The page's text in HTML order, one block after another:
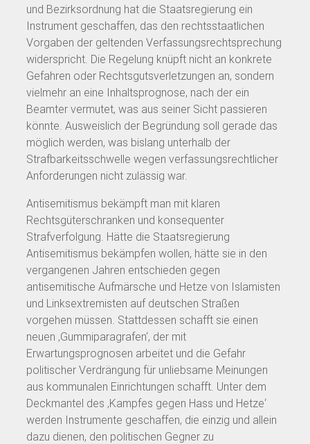
und Bezirksordnung hat die Staatsregierung ein
Instrument geschaffen, das den rechtsstaatlichen
Vorgaben der geltenden Verfassungsrechtsprechung
widerspricht. Die Regelung knüpft nicht an konkrete
Gefahren oder Rechtsgutsverletzungen an, sondern
vielmehr an eine Inhaltsprognose, nach der ein
Beamter vermutet, was aus seiner Sicht passieren
könnte. Ausweislich der Begründung soll gerade das
möglich werden, was bislang unterhalb der
Strafbarkeitsschwelle wegen verfassungsrechtlicher
Anforderungen nicht zulässig war.
Antisemitismus bekämpft man mit klaren
Rechtsgüterschranken und konsequenter
Strafverfolgung. Hätte die Staatsregierung
Antisemitismus bekämpfen wollen, hätte sie in den
vergangenen Jahren entschieden gegen
antisemitische Aufmärsche und Hetze von Islamisten
und Linksextremisten auf deutschen Straßen
vorgehen müssen. Stattdessen schafft sie einen
neuen ‚Gummiparagrafen‘, der mit
Erwartungsprognosen arbeitet und die Gefahr
politischer Verdrängung für unliebsame Meinungen
aus kommunalen Einrichtungen schafft. Unter dem
Deckmantel des ‚Kampfes gegen Hass und Hetze‘
werden Instrumente geschaffen, die einzig und allein
dazu dienen, den politischen Gegner zu